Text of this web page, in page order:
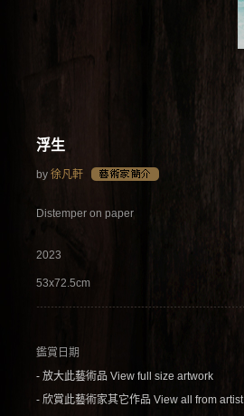
浮生
by 徐凡軒
Distemper on paper
2023
53x72.5cm
鑑賞日期
- 放大此藝術品 View full size artwork
- 欣賞此藝術家其它作品 View all from artist